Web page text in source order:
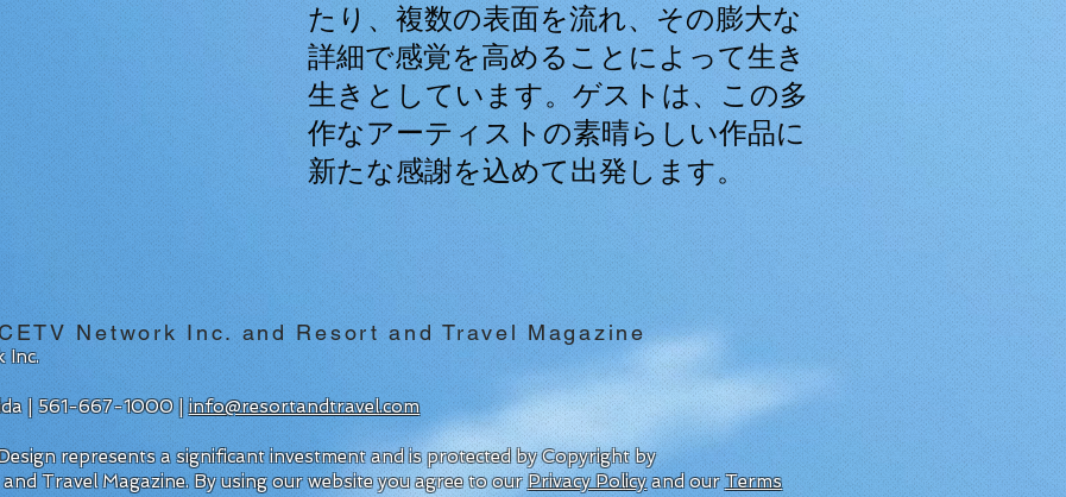
たり、複数の表面を流れ、その膨大な
詳細で感覚を高めることによって生き
生きとしています。ゲストは、この多
作なアーティストの素晴らしい作品に
新たな感謝を込めて出発します。
Network Inc. and Resort and Travel Magazine
Inc.
| 561-667-1000 |info@resortandtravel.com
represents a significant investment and is protected by Copyright by
Travel Magazine.By using our website you agree to ourPrivacy Policyand ourTerms